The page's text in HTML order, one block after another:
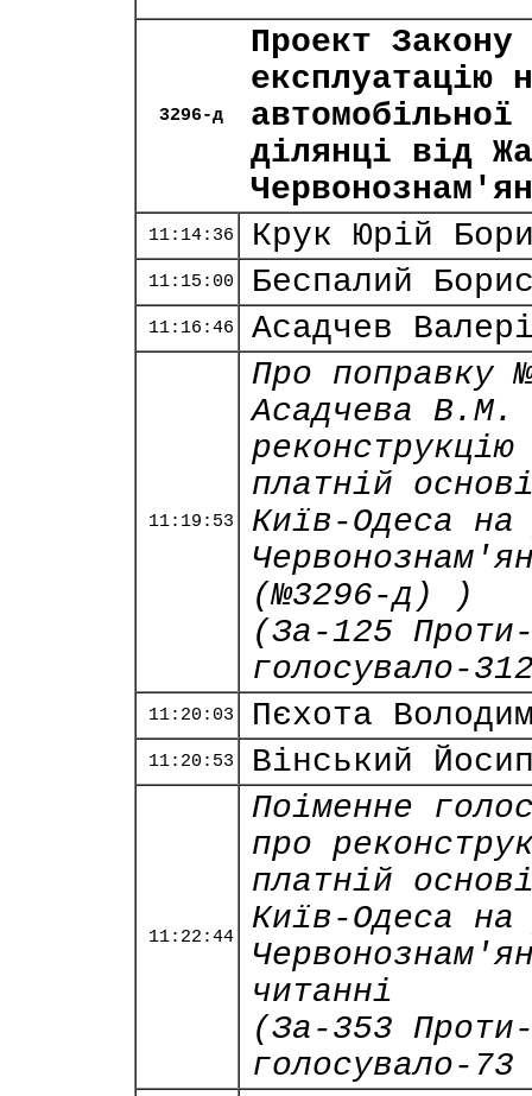
3296-д
Проект
експлуатацію
ділянці від
11:14:36 Крук Юрій
11:15:00 Беспалий
11:16:46 Асадчев
11:19:53
Про поправку
Асадчева В.М.
платній
Київ-Одеса на
(№3296-д) )
(За-125
голосувало-
11:20:03 Пєхота
11:20:53 Вінський
11:22:44
Поіменне
про
платній
Київ-Одеса на
читанні
(За-353
голосувало-